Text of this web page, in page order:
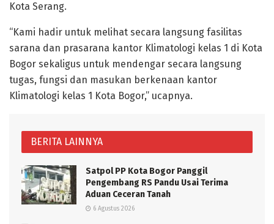
Kota Serang.
“Kami hadir untuk melihat secara langsung fasilitas
sarana dan prasarana kantor Klimatologi kelas 1 di Kota
Bogor sekaligus untuk mendengar secara langsung
tugas, fungsi dan masukan berkenaan kantor
Klimatologi kelas 1 Kota Bogor,” ucapnya.
BERITA LAINNYA
Satpol PP Kota Bogor Panggil
Pengembang RS Pandu Usai Terima
Aduan Ceceran Tanah
6 Agustus 2026